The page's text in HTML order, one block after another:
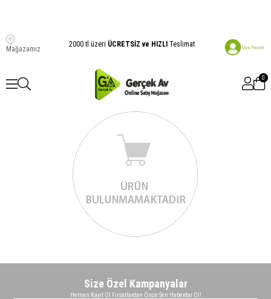
Mağazamız
2000 tl üzeri ÜCRETSİZ ve HIZLI Teslimat
0
Size Özel Kampanyalar
Hemen Kayıt Ol Fırsatlardan Önce Sen Haberdar Ol!